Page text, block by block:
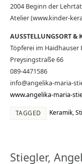
2004 Beginn der
Atelier (www.kinder-
AUSSTELLUNGSORT &
Töpferei im
Preysingstraße 66
089-4471586
info@angelika-maria-
www.angelika-maria-
TAGGED Keramik,
Stiegler,